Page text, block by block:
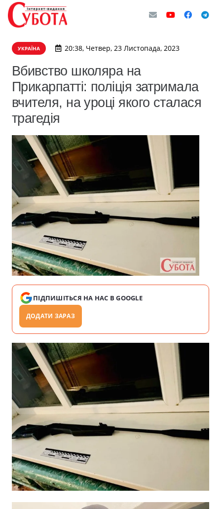
УКРАЇНА 20:38, Четвер, 23 Листопада, 2023
Вбивство школяра на
Прикарпатті: поліція затримала
вчителя, на уроці якого сталася
трагедія
ПІДПИШІТЬСЯ НА НАС В GOOGLE
ДОДАТИ ЗАРАЗ